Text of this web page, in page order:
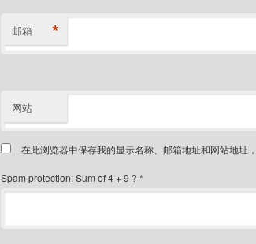
邮箱 *
网站
在此浏览器中保存我的显示名称、邮箱地址和网站地址
Spam protection: Sum of 4 + 9 ? *